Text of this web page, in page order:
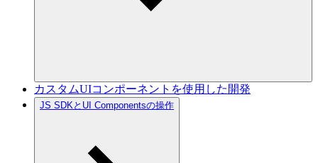
カスタムUIコンポーネントを使用した開発
JS SDKとUI Componentsの操作